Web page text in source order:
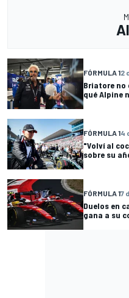
FÓRMULA 12
Briatore no
qué Alpine
FÓRMULA 14
"Volví al
sobre su
FÓRMULA 17 d
Duelos en
gana a su